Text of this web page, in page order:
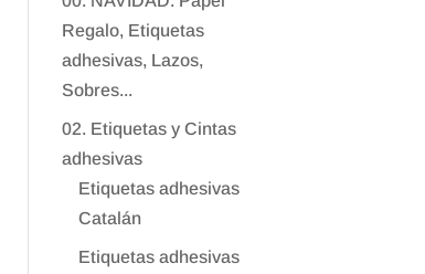
Regalo, Etiquetas
adhesivas, Lazos,
Sobres...
02. Etiquetas y Cintas
adhesivas
Etiquetas adhesivas
Catalán
Etiquetas adhesivas